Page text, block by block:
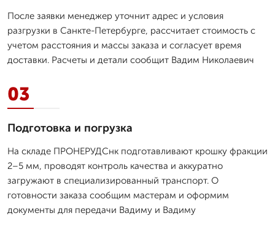
После заявки менеджер уточнит адрес и условия
разгрузки в Санкте-Петербурге, рассчитает стоимость с
учетом расстояния и массы заказа и согласует время
доставки. Расчеты и детали сообщит Вадим Николаевич
03
Подготовка и погрузка
На складе ПРОНЕРУДСнк подготавливают крошку фракции
2–5 мм, проводят контроль качества и аккуратно
загружают в специализированный транспорт. О
готовности заказа сообщим мастерам и оформим
документы для передачи Вадиму и Вадиму